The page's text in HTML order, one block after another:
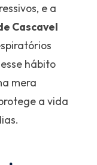
e a
Cascavel
hábito
mera
a vida